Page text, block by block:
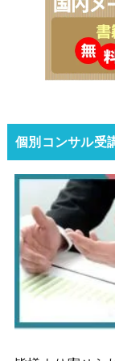
個別コンサル受